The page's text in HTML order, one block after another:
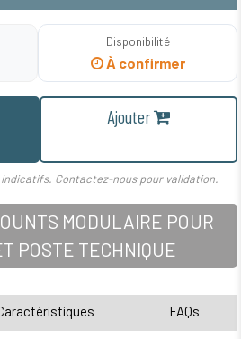
Disponibilité
À confirmer
Ajouter
Contactez-nous pour validation.
MODULAIRE POUR
POSTE TECHNIQUE
FAQs